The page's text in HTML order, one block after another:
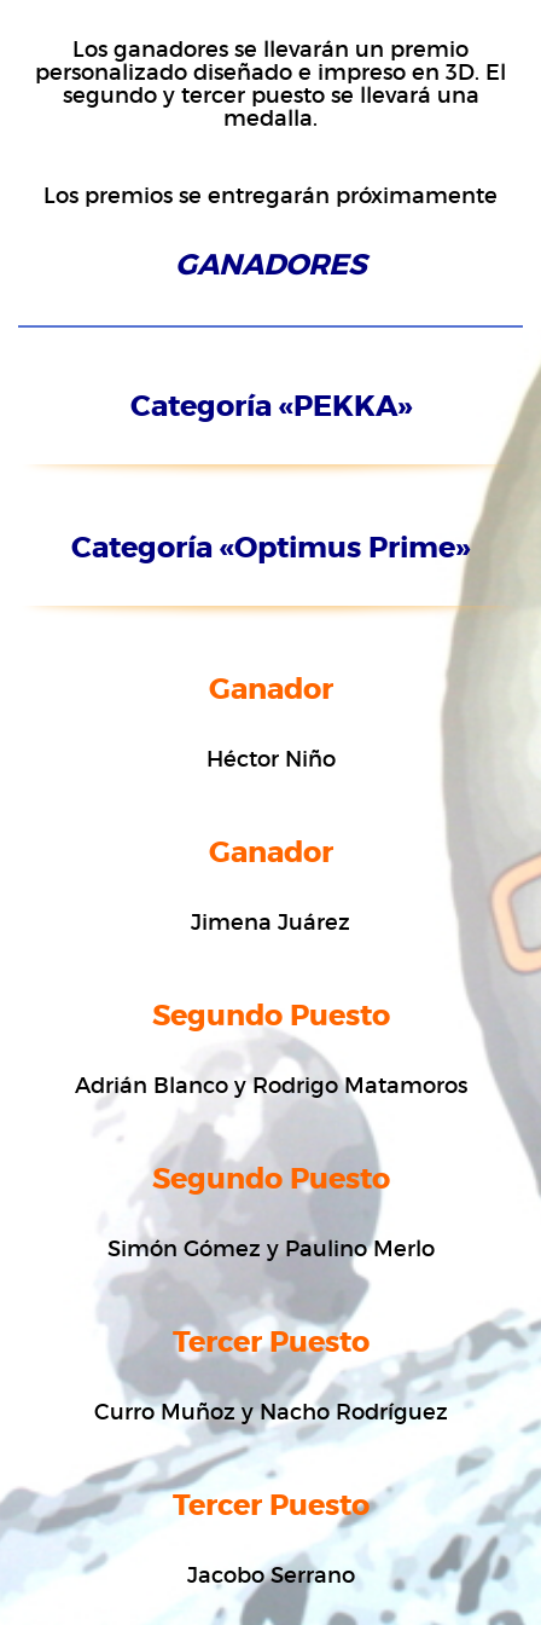
Los ganadores se llevarán un premio
personalizado diseñado e impreso en 3D. El
segundo y tercer puesto se llevará una
medalla.
Los premios se entregarán próximamente
GANADORES
Categoría «PEKKA»
Categoría «Optimus Prime»
Ganador
Héctor Niño
Ganador
Jimena Juárez
Segundo Puesto
Adrián Blanco y Rodrigo Matamoros
Segundo Puesto
Simón Gómez y Paulino Merlo
Tercer Puesto
Curro Muñoz y Nacho Rodríguez
Tercer Puesto
Jacobo Serrano